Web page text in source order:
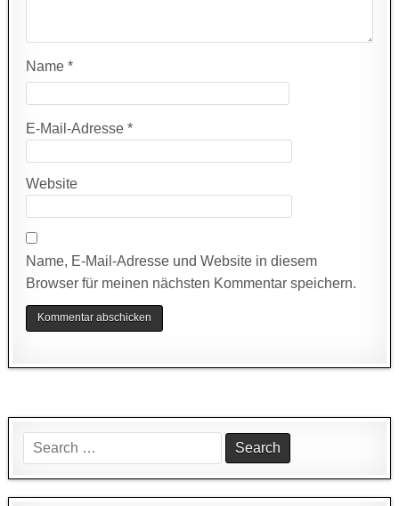
Name*
E-Mail-Adresse*
Website
Name, E-Mail-Adresse und Website in diesem
Browser für meinen nächsten Kommentar speichern.
Search
for: